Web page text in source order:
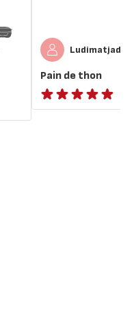
Ludimatjade
Pain de thon
ratings.NaN